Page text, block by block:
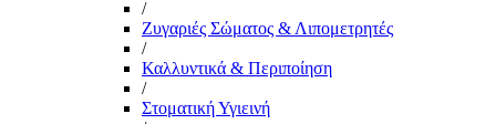
/
Ζυγαριές Σώματος & Λιπομετρητές
/
Καλλυντικά & Περιποίηση
/
Στοματική Υγιεινή